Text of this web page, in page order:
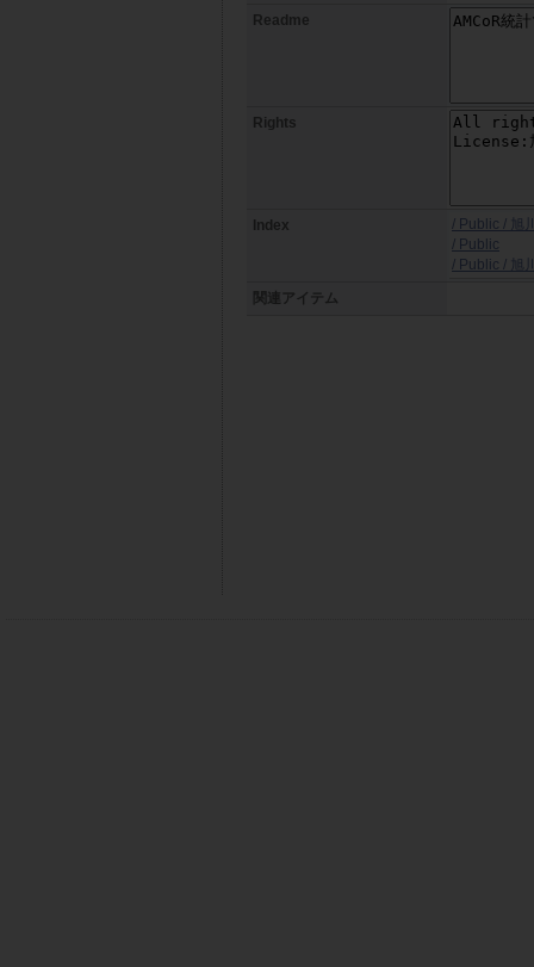
Readme
Rights
Index
/ Public / 旭
/ Public
/ Public / 旭
関連アイテム